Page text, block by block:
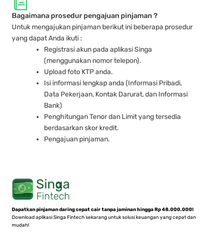
Bagaimana prosedur pengajuan pinjaman ?
Untuk mengajukan pinjaman berikut ini beberapa prosedur
yang dapat Anda ikuti :
Registrasi akun pada aplikasi Singa
(menggunakan nomor telepon).
Upload foto KTP anda.
Isi informasi lengkap anda (Informasi Pribadi,
Data Pekerjaan, Kontak Darurat, dan Informasi
Bank)
Penghitungan Tenor dan Limit yang tersedia
berdasarkan skor kredit.
Pengajuan pinjaman.
Dapatkan pinjaman daring cepat cair tanpa jaminan hingga Rp 48.000.000!
Download aplikasi Singa Fintech sekarang untuk solusi keuangan yang cepat dan
mudah!